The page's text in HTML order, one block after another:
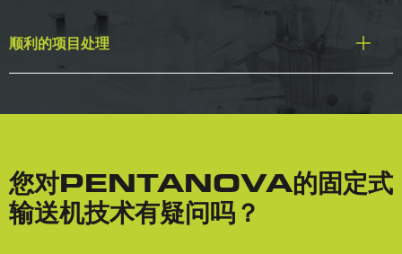
顺利的项目处理
您对PENTANOVA的固定式
输送机技术有疑问吗？